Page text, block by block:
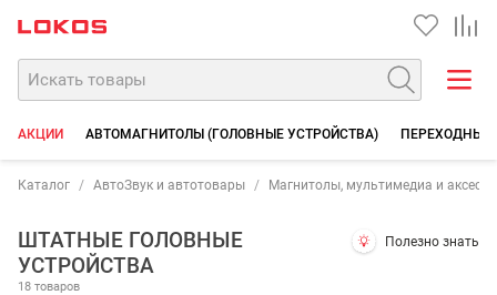
АКЦИИ АВТОМАГНИТОЛЫ (ГОЛОВНЫЕ УСТРОЙСТВА) ПЕРЕХОДНЫЕ
Каталог АвтоЗвук и автотовары Магнитолы, мультимедиа и
ШТАТНЫЕ ГОЛОВНЫЕ
УСТРОЙСТВА
18 товаров
Полезно знать